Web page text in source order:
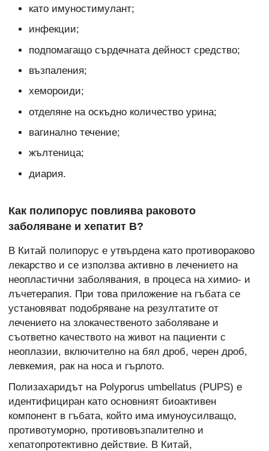
като имуностимулант;
инфекции;
подпомагащо сърдечната дейност средство;
възпаления;
хемороиди;
отделяне на оскъдно количество урина;
вагинално течение;
жълтеница;
диария.
Как полипорус повлиява раковото
заболяване и хепатит B?
В Китай полипорус е утвърдена като противораково
лекарство и се използва активно в лечението на
неопластични заболявания, в процеса на химио- и
лъчетерапия. При това приложение на гъбата се
установяват подобряване на резултатите от
лечението на злокачественото заболяване и
съответно качеството на живот на пациенти с
неоплазии, включително на бял дроб, черен дроб,
левкемия, рак на носа и гърлото.
Полизахаридът на Polyporus umbellatus (PUPS) е
идентифициран като основният биоактивен
компонент в гъбата, който има имуноусилващо,
противотуморно, противовъзпалително и
хепатопротективно действие. В Китай,